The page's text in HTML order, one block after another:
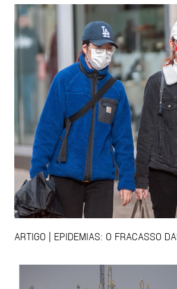
ARTIGO | EPIDEMIAS: O FRACASSO